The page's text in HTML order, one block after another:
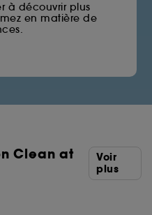
à découvrir plus
en matière de
vous permet
certains des
telles que les huiles
aux ingrédients
Clean at
Voir
plus